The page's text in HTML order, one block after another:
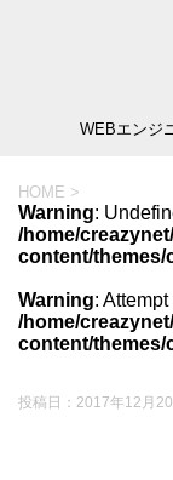
WEBエンジ
HOME >
Warning:
/home/
content/themes/
Warning:
/home/
content/themes/
投稿日： 2017年12月20